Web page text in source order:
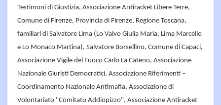
Testimoni di Giustizia, Associazione Antiracket Libere Terre,
Comune di Firenze, Provincia di Firenze, Regione Toscana,
familiari di Salvatore Lima (Lo Valvo Giulia Maria, Lima Marcello
e Lo Monaco Martina), Salvatore Borsellino, Comune di Capaci,
Associazione Vigile del Fuoco Carlo La Cateno, Associazione
Nazionale Giuristi Democratici, Associazione Riferimenti –
Coordinamento Nazionale Antimafia, Associazione di
Volontariato "Comitato Addiopizzo", Associazione Antiracket